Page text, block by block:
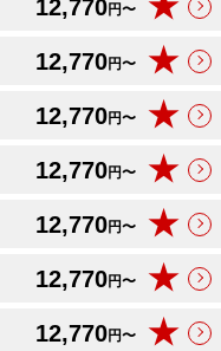
12,770円〜
12,770円〜 ★
12,770円〜 ★
12,770円〜 ★
12,770円〜 ★
12,770円〜 ★
12,770円〜 ★